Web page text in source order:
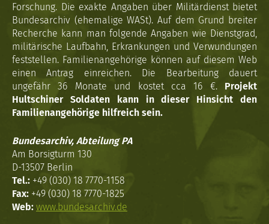
Forschung. Die exakte Angaben über Militärdienst bietet
Bundesarchiv (ehemalige WASt). Auf dem Grund breiter
Recherche kann man folgende Angaben wie Dienstgrad,
militärische Laufbahn, Erkrankungen und Verwundungen
feststellen. Familienangehörige können auf diesem Web
einen Antrag einreichen. Die Bearbeitung dauert
ungefähr 36 Monate und kostet cca 16 €. Projekt
Hultschiner Soldaten kann in dieser Hinsicht den
Familienangehörige hilfreich sein.
Bundesarchiv, Abteilung PA
Am Borsigturm 130
D-13507 Berlin
Tel.: +49 (030) 18 7770-1158
Fax: +49 (030) 18 7770-1825
Web: www.bundesarchiv.de